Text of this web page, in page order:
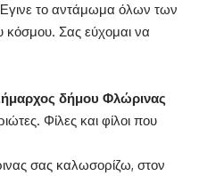
το αντάμωμα όλων των
Σας εύχομαι να
δήμου Φλώρινας
Φίλες και φίλοι που
σας καλωσορίζω, στον